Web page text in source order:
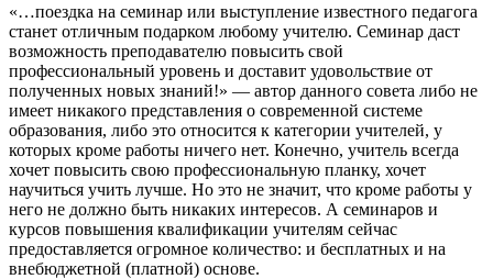
«…поездка на семинар или выступление известного педагога
станет отличным подарком любому учителю. Семинар даст
возможность преподавателю повысить свой
профессиональный уровень и доставит удовольствие от
полученных новых знаний!» — автор данного совета либо не
имеет никакого представления о современной системе
образования, либо это относится к категории учителей, у
которых кроме работы ничего нет. Конечно, учитель всегда
хочет повысить свою профессиональную планку, хочет
научиться учить лучше. Но это не значит, что кроме работы у
него не должно быть никаких интересов. А семинаров и
курсов повышения квалификации учителям сейчас
предоставляется огромное количество: и бесплатных и на
внебюджетной (платной) основе.